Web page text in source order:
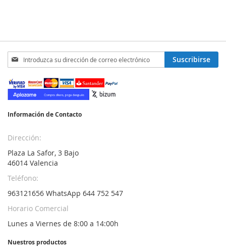
Inscríbase
a
nuestro
boletín
de
Suscribirse
Información de Contacto
Dirección:
Plaza La Safor, 3 Bajo
46014 Valencia
Teléfono:
963121656 WhatsApp 644 752 547
Horario Comercial
Lunes a Viernes de 8:00 a 14:00h
Nuestros productos